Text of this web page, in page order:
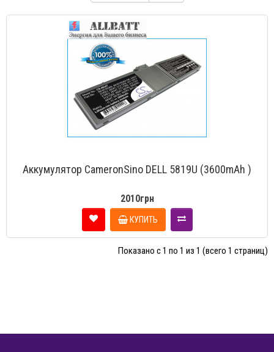
Аккумулятор CameronSino DELL 5819U (3600mAh )
2010грн
КУПИТЬ
Показано с 1 по 1 из 1 (всего 1 страниц)